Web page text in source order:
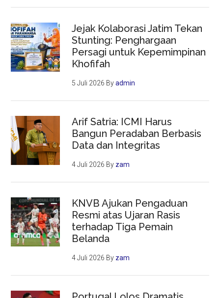
Jejak Kolaborasi Jatim Tekan
Stunting: Penghargaan
Persagi untuk Kepemimpinan
Khofifah
5 Juli 2026 Byadmin
Arif Satria: ICMI Harus
Bangun Peradaban Berbasis
Data dan Integritas
4 Juli 2026 By zam
KNVB Ajukan Pengaduan
Resmi atas Ujaran Rasis
terhadap Tiga Pemain
Belanda
4 Juli 2026 By zam